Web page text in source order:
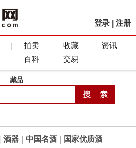
登录 注册
拍卖 收藏
资讯
百科 交易
藏品
酒器 中国名酒 国家优质酒